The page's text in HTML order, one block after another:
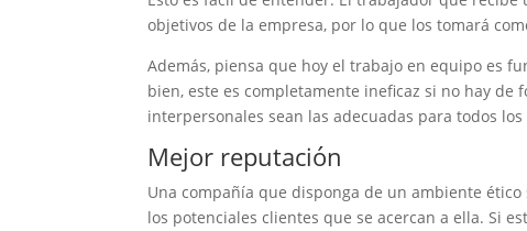
objetivos de la empresa, por lo que los tomará
Además, piensa que hoy el trabajo en equipo es
bien, este es completamente ineficaz si no hay
interpersonales sean las adecuadas para todos
Mejor reputación
Una compañía que disponga de un ambiente
los potenciales clientes que se acercan a ella. Si